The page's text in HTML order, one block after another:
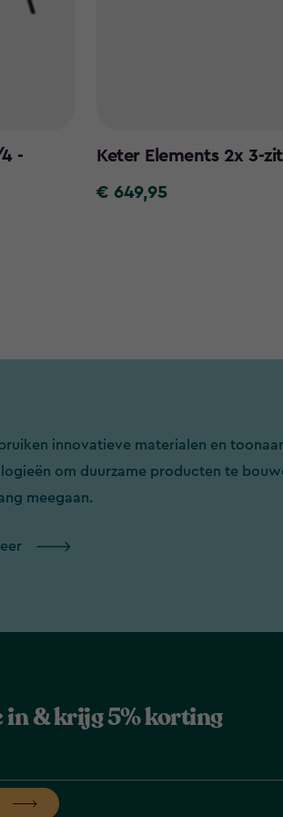
-
Keter Elements 2x 3-
€
€ 649,95
innovatieve materialen en
om duurzame producten te
meegaan.
in & krijg 5% korting